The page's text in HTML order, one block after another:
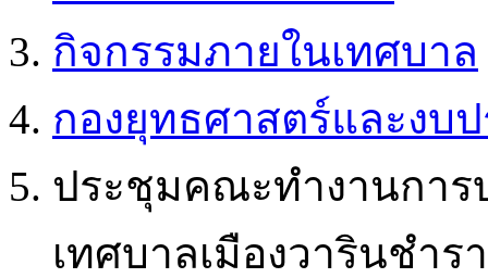
กิจกรรมภายในเทศบาล
กองยุทธศาสตร์และงบ
ประชุมคณะทำงานการ
เทศบาลเมืองวารินชำร